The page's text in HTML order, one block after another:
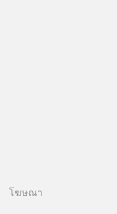
โฆษณา